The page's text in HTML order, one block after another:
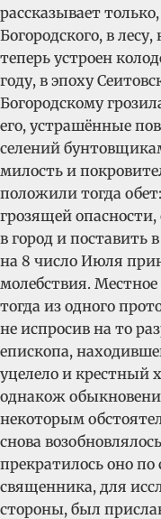
рассказывает
Богородского, в
теперь устроен
году, в эпоху
Богородскому
его, устрашённые
селений
милость и
положили тогда
грозящей
в город и поставить
на 8 число Июля
молебствия. Местное
тогда из одного
не испросив на то
епископа,
уцелело и крестный
однакож
некоторым
снова
прекратилось оно
священника, для
стороны, был